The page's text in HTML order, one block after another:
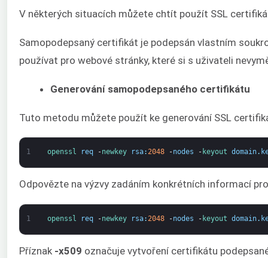
V některých situacích můžete chtít použít SSL
Samopodepsaný certifikát je podepsán vlastním
používat pro webové stránky, které si s uživateli
Generování samopodepsaného certifikátu
Tuto metodu můžete použít ke generování SSL
1 openssl req -newkey rsa:2048 -nodes - keyout domain.
Odpovězte na výzvy zadáním konkrétních informací
1 openssl req -newkey rsa: 2048 -nodes - keyout domain.
Příznak -x509 označuje vytvoření certifikátu